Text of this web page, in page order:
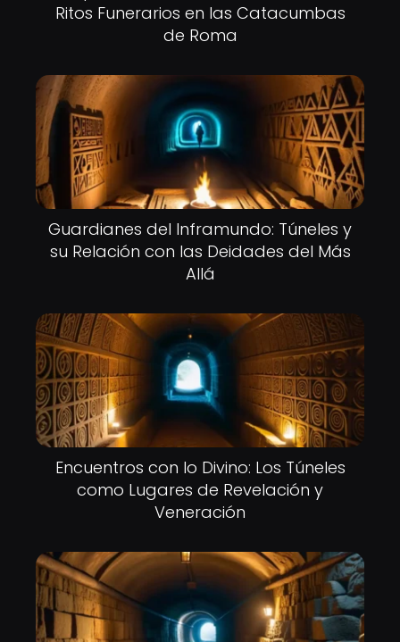
Ritos Funerarios en las Catacumbas
de Roma
Guardianes del Inframundo: Túneles y
su Relación con las Deidades del Más
Allá
Encuentros con lo Divino: Los Túneles
como Lugares de Revelación y
Veneración